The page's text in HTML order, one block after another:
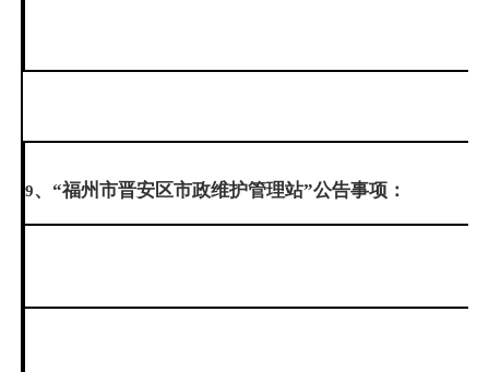
9、“福州市晋安区市政维护管理站”公告事项：